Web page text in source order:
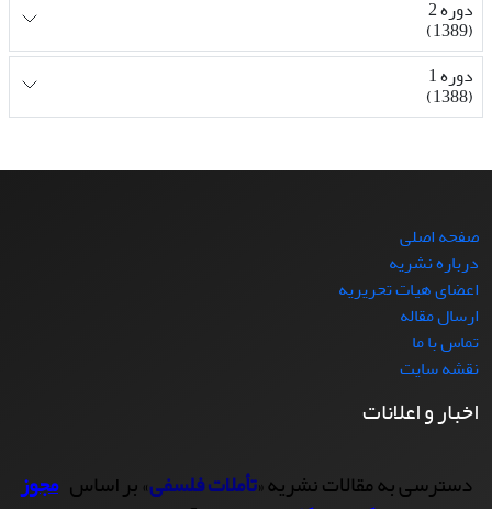
دوره 2
(1389)
دوره 1
(1388)
صفحه اصلی
درباره نشریه
اعضای هیات تحریریه
ارسال مقاله
تماس با ما
نقشه سایت
اخبار و اعلانات
دسترسی به مقالات نشریه «تأملات فلسفی» بر اساس مجوز